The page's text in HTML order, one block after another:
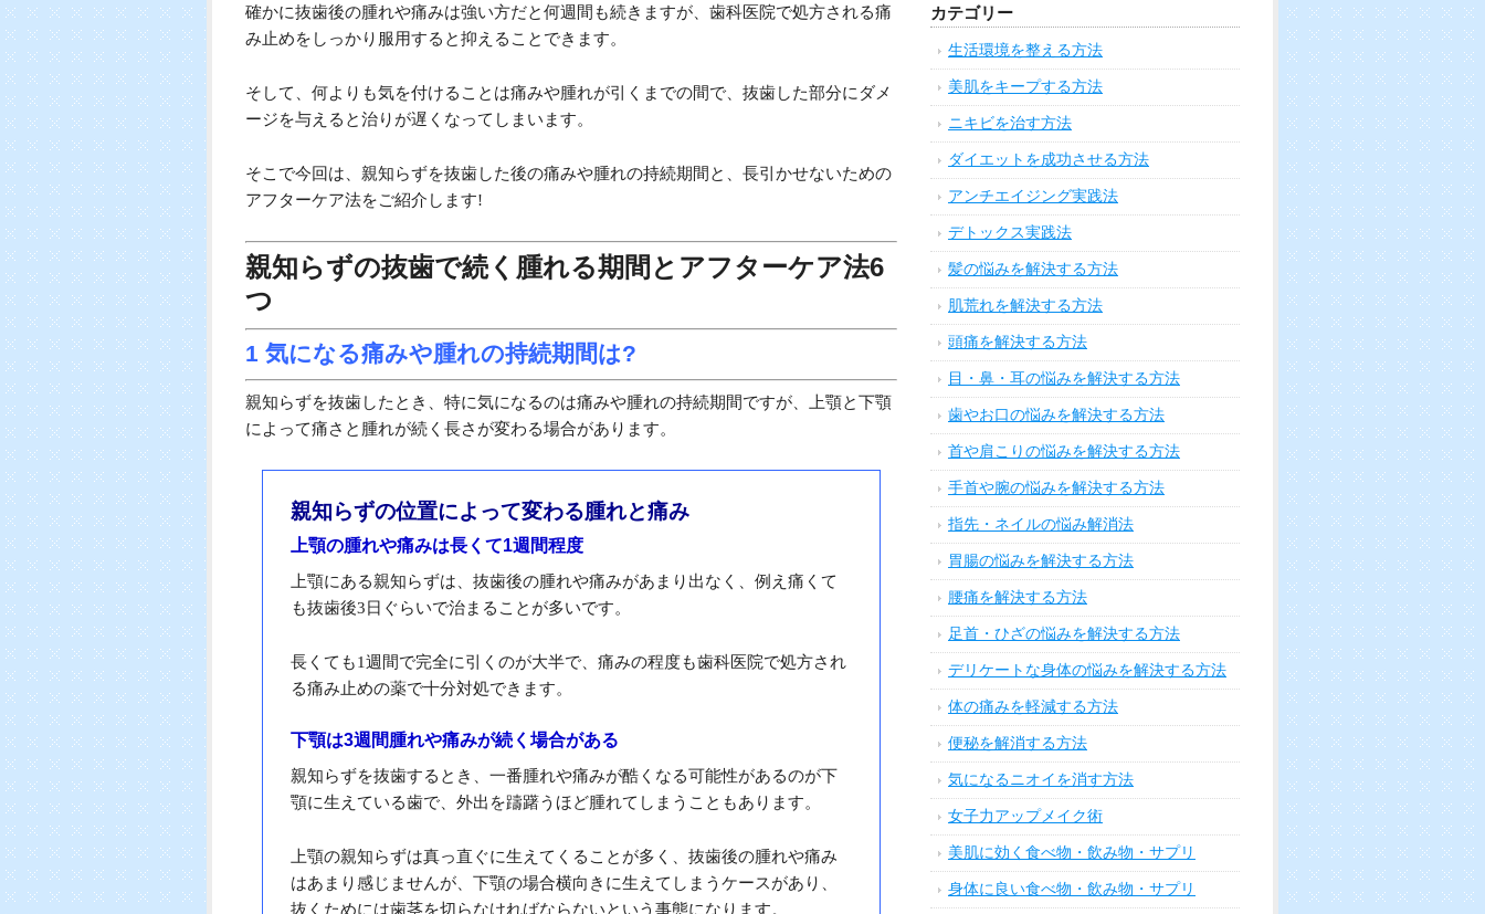
確かに抜歯後の腫れや痛みは強い方だと何週間も続きますが、歯科医院で処方される痛
そして、何よりも気を付けることは痛みや腫れが引くまでの間で、抜歯した部分にダメ
そこで今回は、親知らずを抜歯した後の痛みや腫れの持続期間と、長引かせないための
親知らずの抜歯で続く腫れる期間とアフターケア法6
1 気になる痛みや腫れの持続期間は?
親知らずを抜歯したとき、特に気になるのは痛みや腫れの持続期間ですが、上顎と下顎
によって痛さと腫れが続く長さが変わる場合があります。
親知らずの位置によって変わる腫れと痛み
上顎の腫れや痛みは長くて1週間程度
まぶたのたるみを解消して-5
歳若返る5ステップ
腕の痛みを感じたら疑うべき
病気の兆候と対処法6つ
コルセットダイエットの効果
と楽して痩せるための簡単実
践6ステップ
小顔だけじゃない?ボトックス
注射で解消できる体の悩み6つ
中足骨頭部痛の原因と改善す
るための5つの方法
牡蠣の食べ過ぎで起こる体調
不良と改善方法
カテゴリー
生活環境を整える方法
美肌をキープする方法
ニキビを治す方法
ダイエットを成功させる方法
アンチエイジング実践法
デトックス実践法